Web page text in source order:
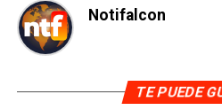
Notifalcon
TE PUEDE